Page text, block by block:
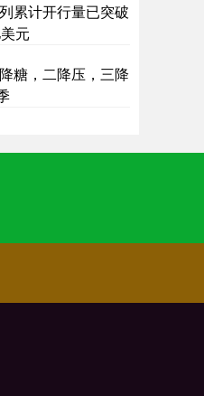
累计开行量已突破
元
糖，二降压，三降